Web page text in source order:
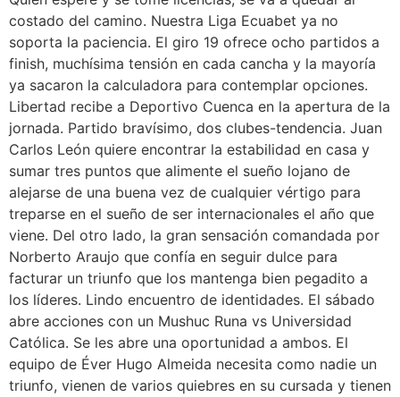
costado del camino. Nuestra Liga Ecuabet ya no
soporta la paciencia. El giro 19 ofrece ocho partidos a
finish, muchísima tensión en cada cancha y la mayoría
ya sacaron la calculadora para contemplar opciones.
Libertad recibe a Deportivo Cuenca en la apertura de la
jornada. Partido bravísimo, dos clubes-tendencia. Juan
Carlos León quiere encontrar la estabilidad en casa y
sumar tres puntos que alimente el sueño lojano de
alejarse de una buena vez de cualquier vértigo para
treparse en el sueño de ser internacionales el año que
viene. Del otro lado, la gran sensación comandada por
Norberto Araujo que confía en seguir dulce para
facturar un triunfo que los mantenga bien pegadito a
los líderes. Lindo encuentro de identidades. El sábado
abre acciones con un Mushuc Runa vs Universidad
Católica. Se les abre una oportunidad a ambos. El
equipo de Éver Hugo Almeida necesita como nadie un
triunfo, vienen de varios quiebres en su cursada y tienen